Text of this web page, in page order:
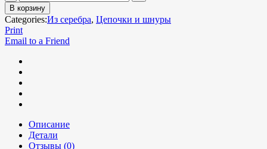
В корзину
Categories:Из серебра, Цепочки и шнуры
Print
Email to a Friend
Описание
Детали
Отзывы (0)